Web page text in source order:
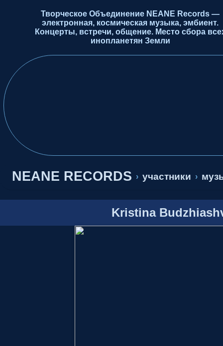
Творческое Объединение NEANE Records —
электронная, космическая музыка, эмбиент.
Концерты, встречи, общение. Место сбора
инопланетян Земли
NEANE RECORDS › участники ›
Kristina